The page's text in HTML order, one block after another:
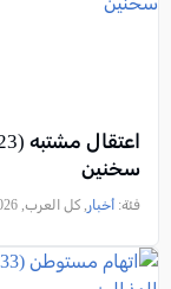
سخنين
فئة: أخبار , كل العرب, 2026-08-06 13:31:08